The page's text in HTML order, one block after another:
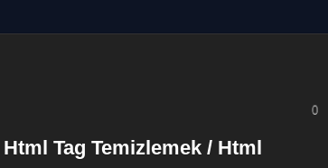
Tag Temizlemek / Html
0